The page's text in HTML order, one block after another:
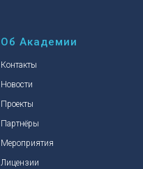
Об Академии
Контакты
Новости
Проекты
Партнёры
Мероприятия
Лицензии